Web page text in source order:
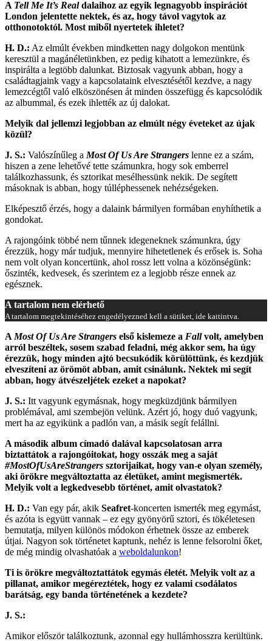
A Tell Me It’s Realdalaihoz az egyik legnagyobb inspirációt
London jelentette nektek, és az, hogy távol vagytok az
otthonotoktól. Most miből nyertetek ihletet?
H. D.: Az elmúlt években mindketten nagy dolgokon mentünk
keresztül a magánéletünkben, ez pedig kihatott a lemezünkre, és
inspirálta a legtöbb dalunkat. Biztosak vagyunk abban, hogy a
családtagjaink vagy a kapcsolataink elvesztésétől kezdve, a nagy
lemezcégtől való elköszönésen át minden összefügg és kapcsolódik
az albummal, és ezek ihlették az új dalokat.
Melyik dal jellemzi legjobban az elmúlt négy éveteket az újak
közül?
J. S.: Valószínűleg a Most Of Us Are Strangers lenne ez a szám,
hiszen a zene lehetővé tette számunkra, hogy sok emberrel
találkozhassunk, és sztorikat mesélhessünk nekik. De segített
másoknak is abban, hogy túlléphessenek nehézségeken.
Elképesztő érzés, hogy a dalaink bármilyen formában enyhíthetik a
gondokat.
A rajongóink többé nem tűnnek idegeneknek számunkra, úgy
érezzük, hogy már tudjuk, mennyire hihetetlenek és erősek is. Soha
nem volt olyan koncertünk, ahol rossz lett volna a közönségünk:
őszinték, kedvesek, és szerintem ez a legjobb része ennek az
egésznek.
A tartalom nem elérhető
A tartalom megtekintéséhez engedélyezned kell a sütiket, ide kattintva.
A Most Of Us Are Strangers első kislemeze a Fallvolt, amelyben
arról beszéltek, sosem szabad feladni, még akkor sem, ha úgy
érezzük, hogy minden ajtó becsukódik körülöttünk, és kezdjük
elveszíteni az örömöt abban, amit csinálunk. Nektek mi segít
abban, hogy átvészeljétek ezeket a napokat?
J. S.: Itt vagyunk egymásnak, hogy megküzdjünk bármilyen
problémával, ami szembejön velünk. Azért jó, hogy duó vagyunk,
mert ha az egyikünk a padlón van, a másik segít felállni.
A második album címadó dalával kapcsolatosan arra
biztattátok a rajongóitokat, hogy osszák meg a saját
#MostOfUsAreStrangers sztorijaikat, hogy van-e olyan személy,
aki örökre megváltoztatta az életüket, amint megismerték.
Melyik volt a legkedvesebb történet, amit olvastatok?
H. D.: Van egy pár, akik Seafret-koncerten ismerték meg egymást,
és azóta is együtt vannak – ez egy gyönyörű sztori, és tökéletesen
bemutatja, milyen különös módokon érhetnek össze az emberek
útjai. Nagyon sok történetet kaptunk, nehéz is lenne felsorolni őket,
de még mindig olvashatóak a weboldalunkon!
Ti is örökre megváltoztattátok egymás életét. Melyik volt az a
pillanat, amikor megéreztétek, hogy ez valami csodálatos
barátság, egy banda történetének a kezdete?
J. S.:
Amikor először találkoztunk, azonnal egy hullámhosszra kerültünk.